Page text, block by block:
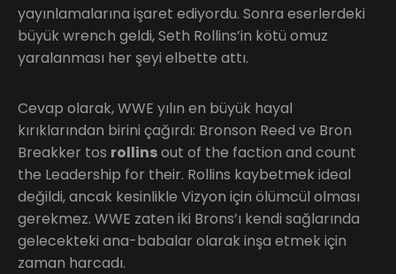
yayınlamalarına işaret ediyordu. Sonra eserlerdeki
büyük wrench geldi, Seth Rollins’in kötü omuz
yaralanması her şeyi elbette attı.
Cevap olarak, WWE yılın en büyük hayal
kırıklarından birini çağırdı: Bronson Reed ve Bron
Breakker tos rollinsout of the faction and count
the Leadership for their. Rollins kaybetmek ideal
değildi, ancak kesinlikle Vizyon için ölümcül olması
gerekmez. WWE zaten iki Brons’ı kendi sağlarında
gelecekteki ana-babalar olarak inşa etmek için
zaman harcadı.